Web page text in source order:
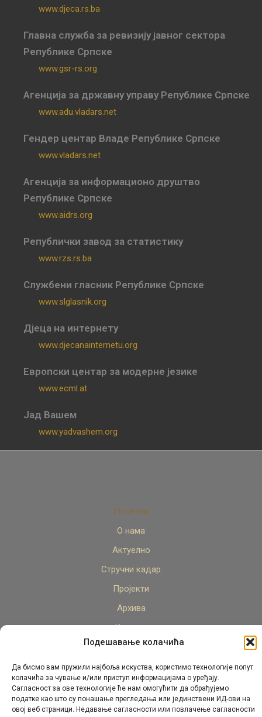
Подешавање колачића
Да бисмо вам пружили најбоља искуства, користимо технологије попут
колачића за чување и/или приступ информацијама о уређају.
Сагласност за ове технологије ће нам омогућити да обрађујемо
податке као што су понашање прегледања или јединствени ИД-ови на
овој веб страници. Недавање сагласности или повлачење сагласности
www.djeca.rs.ba
Главна служба за ревизију јавног сектора
Републике Српске
www.gsr-rs.org
Агенција за државну управу Републике Српске
www.adu.vladars.net
Гендер центар Владе Републике Српске
www.vladars.net
Агенција за информационо друштво
Републике Српске
www.aidrs.org
Републички завод за статистику
www.rzs.rs.ba
Службени гласник Републике Српске
www.slglasnik.org
Дјеца на интернету
www.djecanainternetu.org
Европски центар за модерне језике
www.ecml.at
Јад Вашем
www.yadvashem.org
Почетна
О нама
Актуелно
Стручни кадар
Пројекти
Архива
Контакт
© Републички педагошки завод Републике Српске.